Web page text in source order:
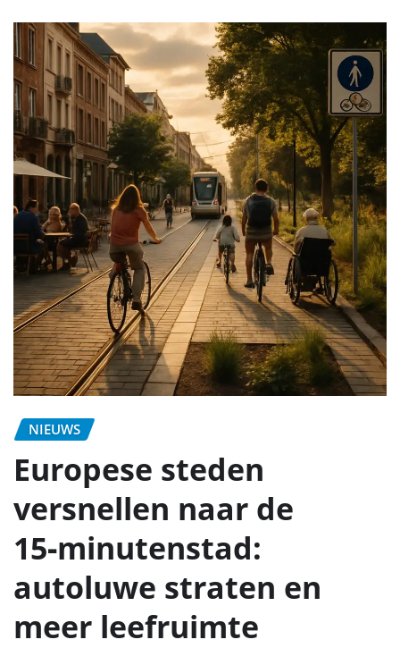
NIEUWS
Europese steden
versnellen naar de
15‑minutenstad:
autoluwe straten en
meer leefruimte